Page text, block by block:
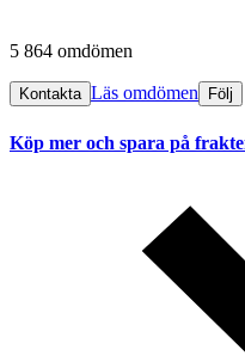
5 864 omdömen
Kontakta Läs omdömen Följ
Köp mer och spara på